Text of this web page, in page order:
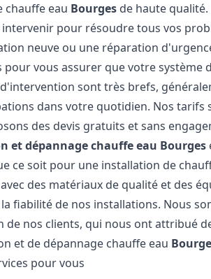
chauffe eau Bourges de haute
pour résoudre tous vos
neuve ou une réparation
pour vous assurer que votre
sont très brefs,
dans votre quotidien. Nos
des devis gratuits et sans
et dépannage chauffe eau Bourges
ce soit pour une installation de
des matériaux de qualité et des
fiabilité de nos installations. Nous
de nos clients, qui nous ont attribué
et de dépannage chauffe eau
pour vous